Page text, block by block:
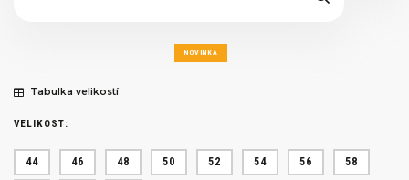
NOVINKA
Tabulka velikostí
VELIKOST:
44 46 48 50 52 54 56 58